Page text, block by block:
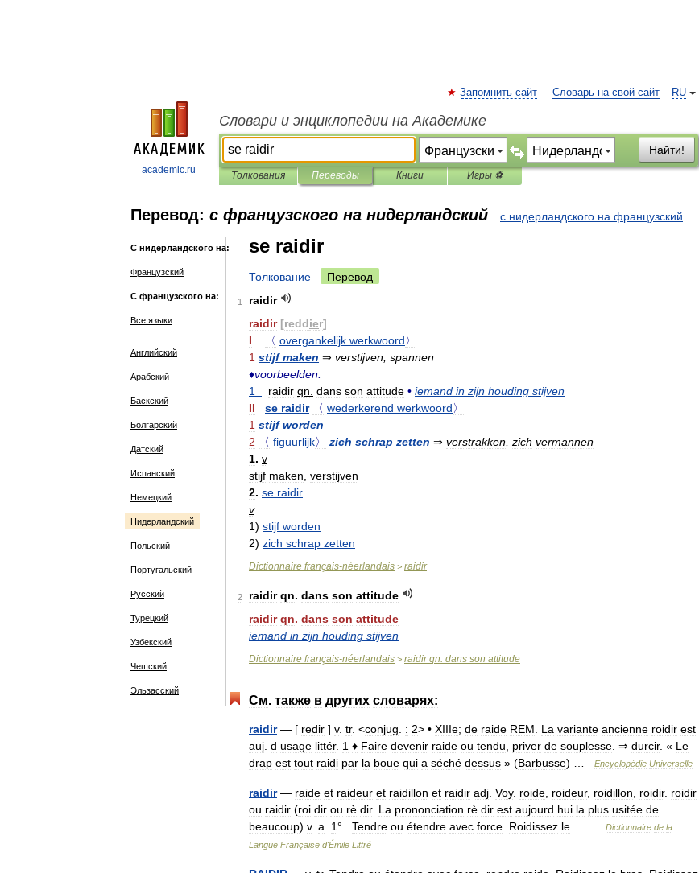
academic.ru
RU
Запомнить сайт Словарь на свой сайт
Словари и энциклопедии на Академике
Найти!
Толкования Переводы Книги Игры ⚽
Перевод: с французского на нидерландский с нидерландского на французский
С нидерландского на:
Французский
С французского на:
Все языки
Английский
Арабский
Баскский
Болгарский
Датский
Испанский
Немецкий
Нидерландский
Польский
Португальский
Русский
Турецкий
Узбекский
Чешский
Эльзасский
se raidir
Толкование Перевод
1
raidir
raidir [reddier]
I
〈 overgankelijk werkwoord〉
1 stijf maken ⇒ verstijven spannen
♦voorbeelden:
1
raidir qn dans son attitude • iemand in zijn houding stijven
II
se raidir 〈 wederkerend werkwoord〉
1 stijf worden
2
〈 figuurlijk〉 zich schrap zetten ⇒ verstrakken zich vermannen
1. v
stijf maken verstijven
2. se raidir
v
1) stijf worden
2) zich schrap zetten
Dictionnaire français-néerlandais > raidir
2 raidir qn. dans son attitude
raidir qn. dans son attitude
iemand in zijn houding stijven
Dictionnaire français-néerlandais > raidir qn. dans son attitude
См. также в других словарях:
raidir— [ redir ] v. tr. <conjug : 2> • XIIIe; de raide REM La variante ancienne roidir est
auj d usage littér. 1 ♦ Faire devenir raide ou tendu priver de souplesse . ⇒ durcir. « Le
drap est tout raidi par la boue qui a séché dessus » (Barbusse) … Encyclopédie Universelle
raidir— raide et raideur et raidillon et raidir adj Voy. roide roideur, roidillon roidir. roidir
ou raidir (roi dir ou rè dir. La prononciation rè dir est aujourd hui la plus usitée de
beaucoup) v. a 1 ° Tendre ou étendre avec force Roidissez le Dictionnaire de la
Langue Française d'Émile Littré